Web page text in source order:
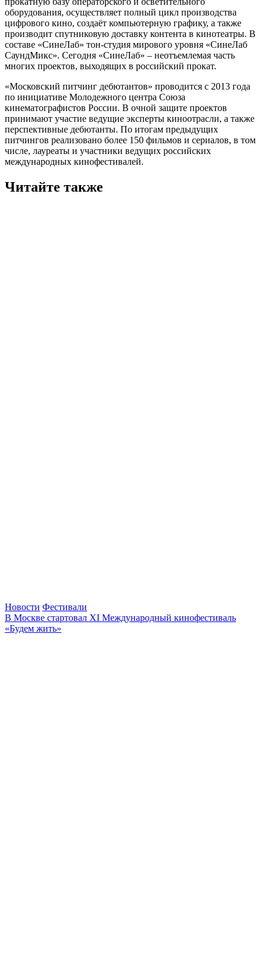
оборудования, осуществляет полный цикл производства
цифрового кино, создаёт компьютерную графику, а также
производит спутниковую доставку контента в кинотеатры. В
составе «СинеЛаб» тон-студия мирового уровня «СинеЛаб
СаундМикс». Сегодня «СинеЛаб» – неотъемлемая часть
многих проектов, выходящих в российский прокат.
«Московский питчинг дебютантов» проводится с 2013 года
по инициативе Молодежного центра Союза
кинематографистов России. В очной защите проектов
принимают участие ведущие эксперты киноотрасли, а также
перспективные дебютанты. По итогам предыдущих
питчингов реализовано более 150 фильмов и сериалов, в том
числе, лауреаты и участники ведущих российских
международных кинофестивалей.
Читайте также
Новости Фестивали
В Москве стартовал XI Международный кинофестиваль
«Будем жить»